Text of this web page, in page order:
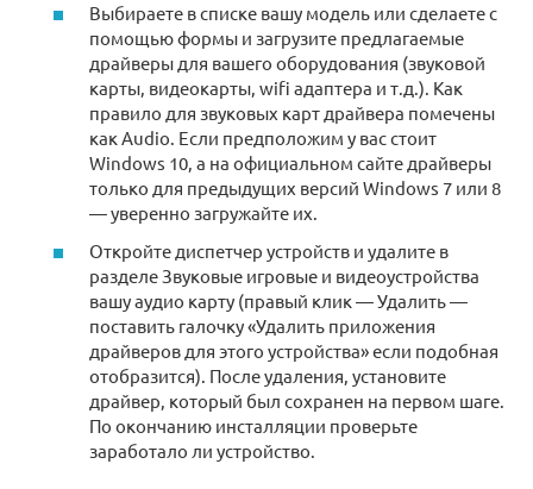
Выбираете в списке вашу модель или сделаете с
помощью формы и загрузите предлагаемые
драйверы для вашего оборудования (звуковой
карты, видеокарты, wifi адаптера и т.д.). Как
правило для звуковых карт драйвера помечены
как Audio. Если предположим у вас стоит
Windows 10, а на официальном сайте драйверы
только для предыдущих версий Windows 7 или 8
— уверенно загружайте их.
Откройте диспетчер устройств и удалите в
разделе Звуковые игровые и видеоустройства
вашу аудио карту (правый клик — Удалить —
поставить галочку «Удалить приложения
драйверов для этого устройства» если подобная
отобразится). После удаления, установите
драйвер, который был сохранен на первом шаге.
По окончанию инсталляции проверьте
заработало ли устройство.